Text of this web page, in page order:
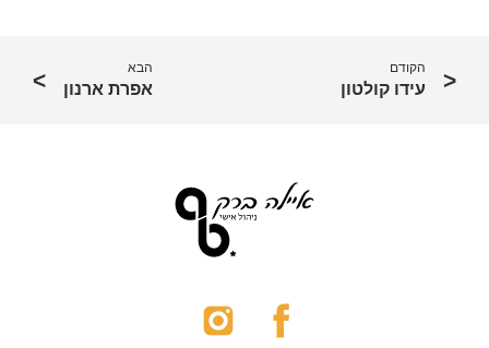
הקודם
עידו קולטון
הבא
אפרת ארנון